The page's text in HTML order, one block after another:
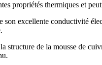
propriétés thermiques et
son excellente conductivité
structure de la mousse de